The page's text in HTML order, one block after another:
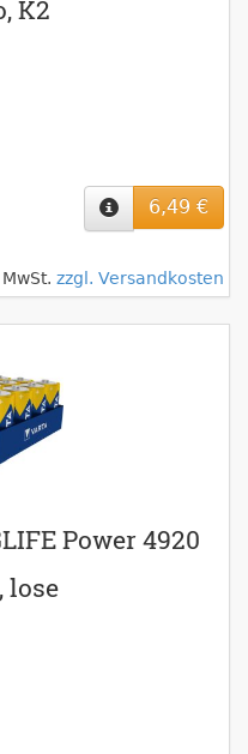
K2
6,49 €
zzgl. Versandkosten
Power 4920
lose